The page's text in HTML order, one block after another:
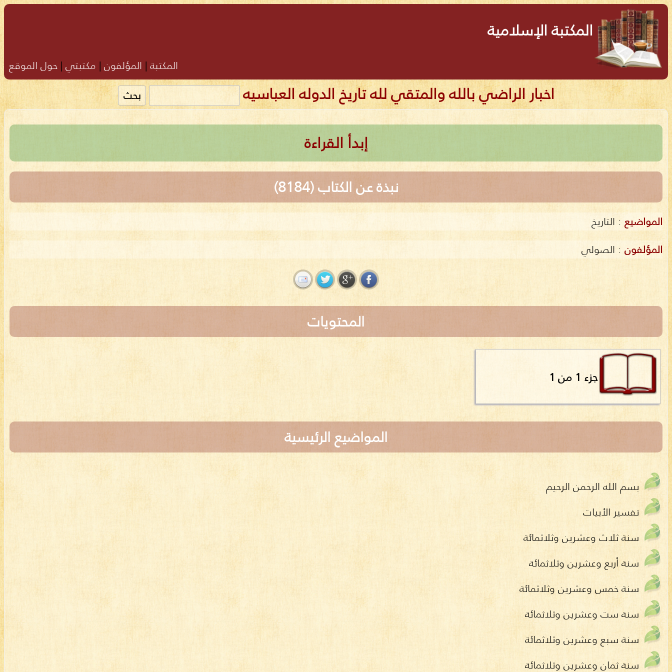
المكتبة الإسلامية
المكتبة | المؤلفون | مكتبتي | حول الموقع
اخبار الراضي بالله والمتقي لله تاريخ الدوله العباسيه
إبدأ القراءة
نبذة عن الكتاب (8184)
المواضيع : التاريخ
المؤلفون : الصولي
المحتويات
جزء 1 من 1
المواضيع الرئيسية
بسم الله الرحمن الرحيم
تفسير الأبيات
سنة ثلاث وعشرين وثلاثمائة
سنة أربع وعشرين وثلاثمائة
سنة خمس وعشرين وثلاثمائة
سنة ست وعشرين وثلاثمائة
سنة سبع وعشرين وثلاثمائة
سنة ثمان وعشرين وثلاثمائة